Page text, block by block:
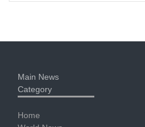
Main News
Category
Home